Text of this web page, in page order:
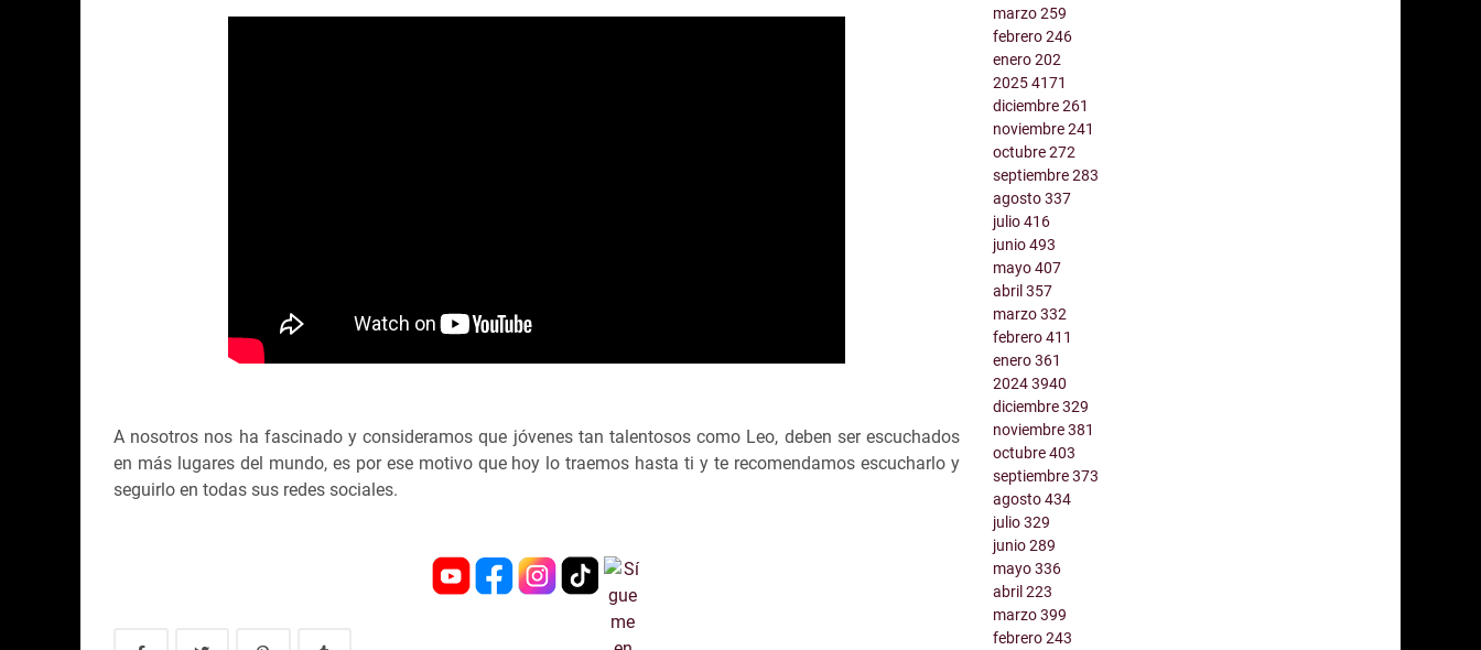
A nosotros nos ha fascinado y consideramos que jóvenes tan talentosos como Leo, deben ser escuchados
en más lugares del mundo, es por ese motivo que hoy lo traemos hasta ti y te recomendamos escucharlo y
seguirlo en todas sus redes sociales.
marzo259
febrero246
enero202
20254171
diciembre261
noviembre241
octubre272
septiembre283
agosto337
julio416
junio493
mayo407
abril357
marzo332
febrero411
enero361
20243940
diciembre329
noviembre381
octubre403
septiembre373
agosto434
julio329
junio289
mayo336
abril223
marzo399
febrero243